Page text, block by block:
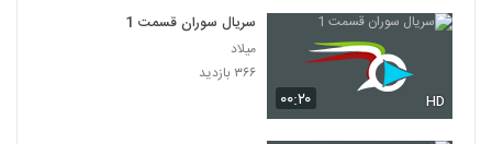
۰۰:۲۰ HD
سریال سوران قسمت 1
میلاد
۳۶۶ بازدید